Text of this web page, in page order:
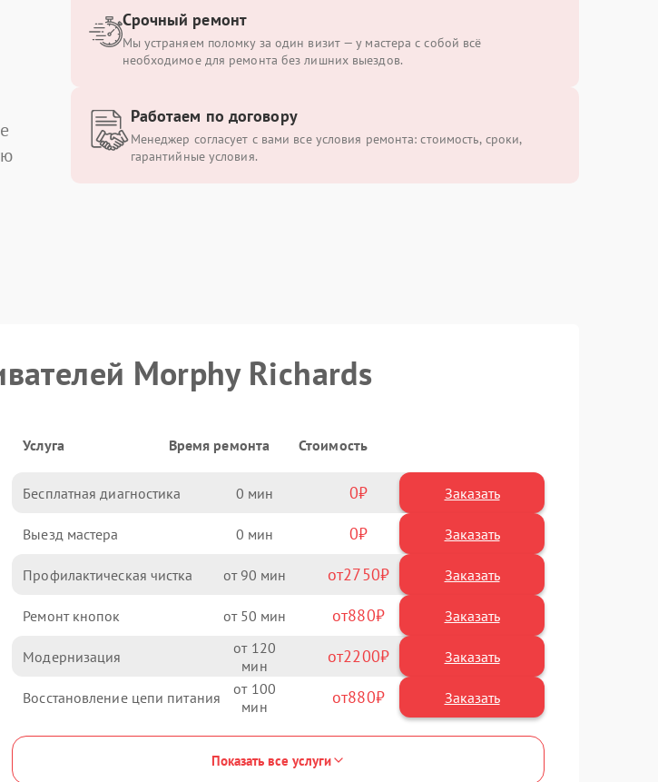
Срочный ремонт
Мы устраняем поломку за один визит — у мастера с собой всё
необходимое для ремонта без лишних выездов.
Работаем по договору
Менеджер согласует с вами все условия ремонта: стоимость, сроки,
гарантийные условия.
Morphy Richards
Услуга Время ремонта Стоимость
Бесплатная диагностика 0 0 Заказать
Выезд мастера 0 0 Заказать
Профилактическая чистка 90 2750
Ремонт кнопок 50 880
Модернизация 120 2200
Восстановление цепи питания 100 880
Показать все услуги